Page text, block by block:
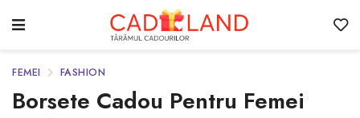
FEMEI FASHION
Borsete Cadou Pentru Femei